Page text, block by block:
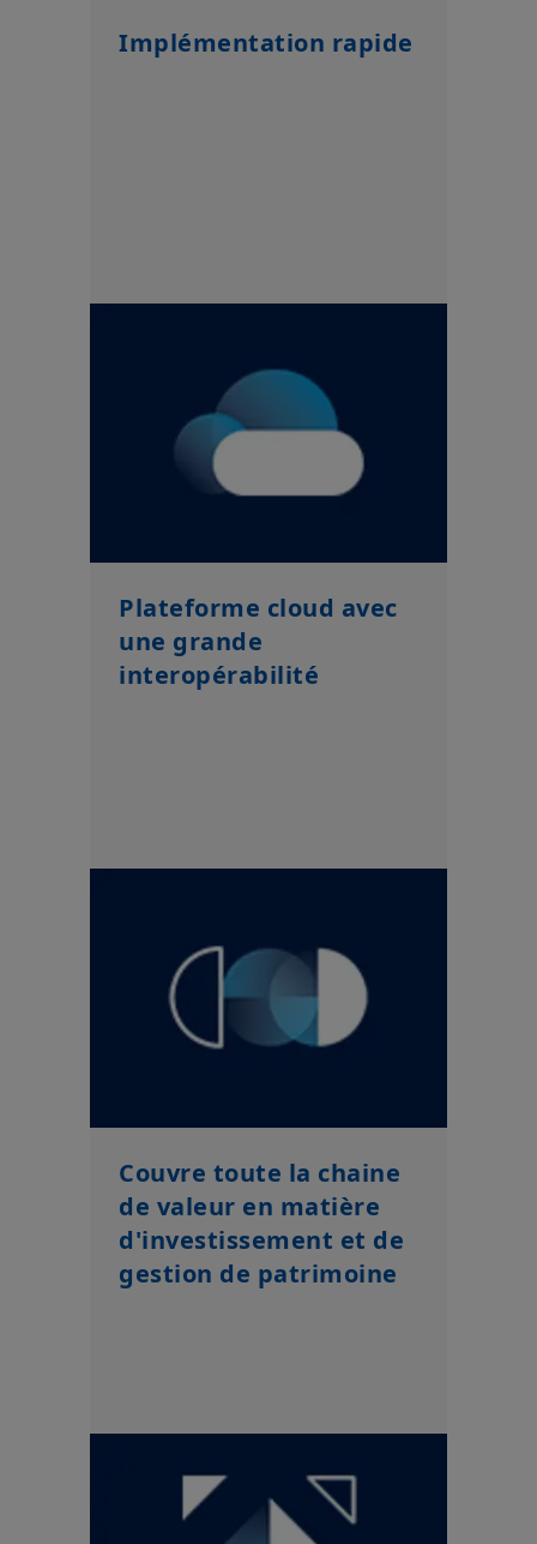
Implémentation rapide
Plateforme cloud avec
une grande
interopérabilité
Couvre toute la chaine
de valeur en matière
d'investissement et de
gestion de patrimoine